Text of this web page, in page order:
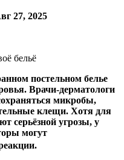
27, 2025
постельном белье
Врачи-дерматологи
микробы,
клещи. Хотя для
серьёзной угрозы, у
могут